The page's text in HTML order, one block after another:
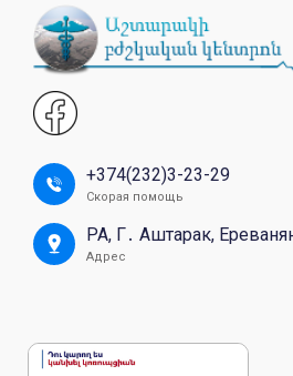
+374(232)3-23-29
Скорая помощь
РА, Г․ Аштарак,
Адрес